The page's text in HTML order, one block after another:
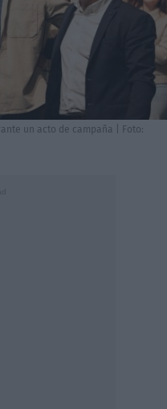
un acto de campaña | Foto: